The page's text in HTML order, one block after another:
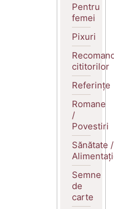
Pentru
femei
Pixuri
cititorilor
Referințe
Romane
/
Povestiri
Sănătate /
Semne
de
carte